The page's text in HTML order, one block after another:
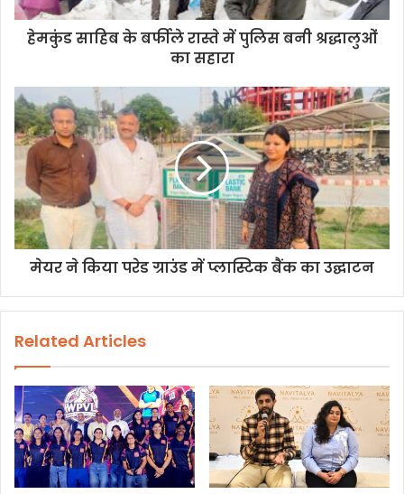
हेमकुंड साहिब के बर्फीले रास्ते में पुलिस बनी श्रद्धालुओं
का सहारा
मेयर ने किया परेड ग्राउंड में प्लास्टिक बैंक का उद्घाटन
Related Articles